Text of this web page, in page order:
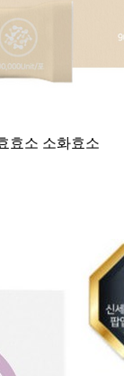
효소 소화효소